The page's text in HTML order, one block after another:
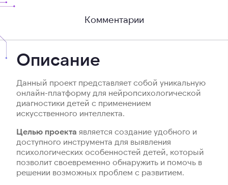
Комментарии
Описание
Данный проект представляет собой уникальную
онлайн-платформу для нейропсихологической
диагностики детей с применением
искусственного интеллекта.
Целью проекта является создание удобного и
доступного инструмента для выявления
психологических особенностей детей, который
позволит своевременно обнаружить и помочь в
решении возможных проблем с развитием.